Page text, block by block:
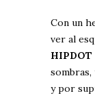
Con un
ver al
HIPDOT
sombras,
y por